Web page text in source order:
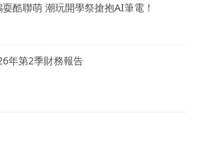
酷聯萌 潮玩開學祭搶抱AI筆電！
年第2季財務報告